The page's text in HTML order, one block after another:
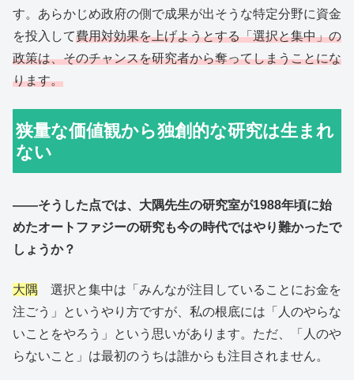
す。あらかじめ政府の側で成果が出そうな特定分野に資金
を投入して費用対効果を上げようとする「選択と集中」の
政策は、そのチャンスを研究者から奪ってしまうことにな
ります。
狭量な価値観から独創的な研究は生まれ
ない
――そうした点では、大隅先生の研究室が1988年頃に始
めたオートファジーの研究も今の時代ではやり難かったで
しょうか？
大隅 選択と集中は「みんなが注目していることにお金を
注ごう」というやり方ですが、私の根底には「人のやらな
いことをやろう」という思いがあります。ただ、「人のや
らないこと」は最初のうちは誰からも注目されません。